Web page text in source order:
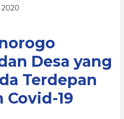
2020
Desa yang
Terdepan
Covid-19